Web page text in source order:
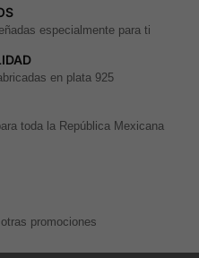
especialmente para ti
en plata 925
toda la República Mexicana
promociones